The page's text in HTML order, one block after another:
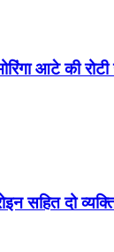
आटे की
सहित दो